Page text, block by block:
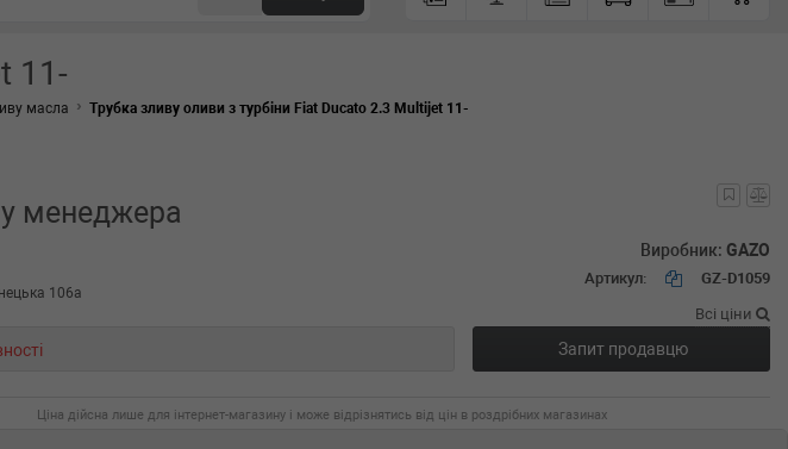
11-
масла Трубка зливу оливи з турбіни Fiat Ducato 2.3 Multijet 11-
у менеджера
106а
Виробник: GAZO
Артикул: GZ-D1059
Всі ціни
Запит продавцю
Ціна дійсна лише для інтернет-магазину і може відрізнятись від цін в роздрібних магазинах